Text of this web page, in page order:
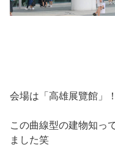
会場は「高雄展覽館」！
この曲線型の建物知っ
ました笑